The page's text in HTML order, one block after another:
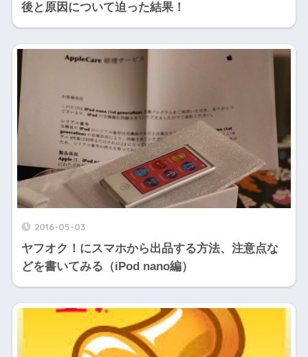
後と原因について迫った結果！
2016-05-03
ヤフオク！にスマホから出品する方法、注意点な
どを書いてみる（iPod nano編）